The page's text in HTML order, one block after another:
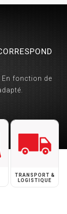
fonction de
TRANSPORT &
LOGISTIQUE